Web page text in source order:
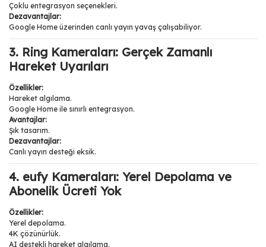
Çoklu entegrasyon seçenekleri.
Dezavantajlar:
Google Home üzerinden canlı yayın yavaş çalışabiliyor.
3. Ring Kameraları: Gerçek Zamanlı
Hareket Uyarıları
Özellikler:
Hareket algılama.
Google Home ile sınırlı entegrasyon.
Avantajlar:
Şık tasarım.
Dezavantajlar:
Canlı yayın desteği eksik.
4. eufy Kameraları: Yerel Depolama ve
Abonelik Ücreti Yok
Özellikler:
Yerel depolama.
4K çözünürlük.
AI destekli hareket algılama.